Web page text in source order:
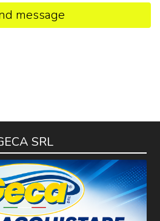
message
SRL